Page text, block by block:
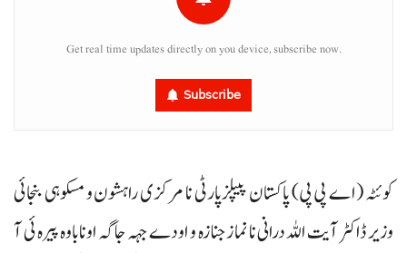
Get real time updates directly on you device, subscribe now.
Subscribe
کوئٹہ (اے پی پی) پاکستان پیپلزپارٹی نا مرکزی راہشون و مسکوہی بنجائی
وزیر ڈاکٹر آیت اللہ درانی نا نماز جنازہ و اودے جہہ جاگہ اوناباوہ پیرہ ئی آ